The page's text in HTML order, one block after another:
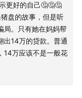
化。
也是一个人在城市
开始重新考虑：
要把更多钱花在
更好的自己🤔🤔🤔
盘的故事，但是听
局。只有她在妈妈帮
出14万的贷款。普通
14万应该不是一般花